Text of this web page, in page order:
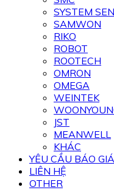
SYSTEM
SAMWON
RIKO
ROBOT
ROOTECH
OMRON
OMEGA
WEINTEK
JST
MEANWELL
KHÁC
YÊU CẦU BÁO GIÁ
LIÊN HỆ
OTHER